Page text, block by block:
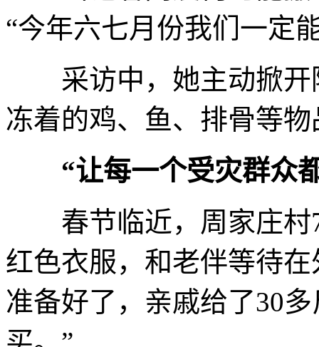
“今年六七月份我们一定
采访中，她主动掀开
冻着的鸡、鱼、排骨等
“让每一个受灾群众
春节临近，周家庄村
红色衣服，和老伴等待
准备好了，亲戚给了30